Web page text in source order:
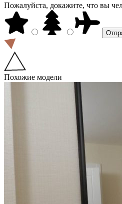
Пожалуйста, докажите, что вы
Похожие модели